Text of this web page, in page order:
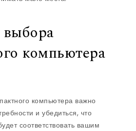
компьютера
компьютера важно
и убедиться, что
соответствовать вашим